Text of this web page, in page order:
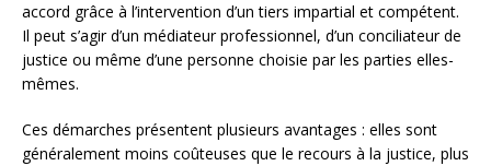
accord grâce à l’intervention d’un tiers impartial et compétent.
Il peut s’agir d’un médiateur professionnel, d’un conciliateur de
justice ou même d’une personne choisie par les parties elles-
mêmes.
Ces démarches présentent plusieurs avantages : elles sont
généralement moins coûteuses que le recours à la justice, plus